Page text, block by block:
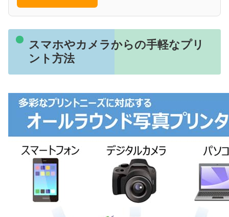
スマホやカメラからの手軽なプリ
ント方法